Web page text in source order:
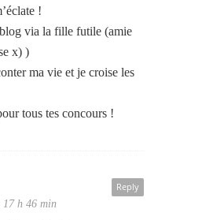
!
via la fille futile (amie
x) )
ma vie et je croise les
tous tes concours !
Reply
17 h 46 min